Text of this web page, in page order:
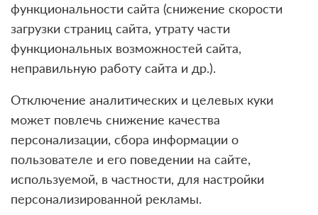
функциональности сайта (снижение скорости
загрузки страниц сайта, утрату части
функциональных возможностей сайта,
неправильную работу сайта и др.).
Отключение аналитических и целевых куки
может повлечь снижение качества
персонализации, сбора информации о
пользователе и его поведении на сайте,
используемой, в частности, для настройки
персонализированной рекламы.